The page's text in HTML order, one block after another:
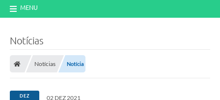
MENU
Notícias
Notícias Notícia
DEZ 02 DEZ 2021